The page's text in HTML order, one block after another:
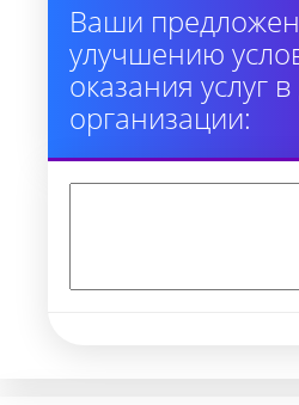
Ваши
улучшению
оказания услуг
организации: